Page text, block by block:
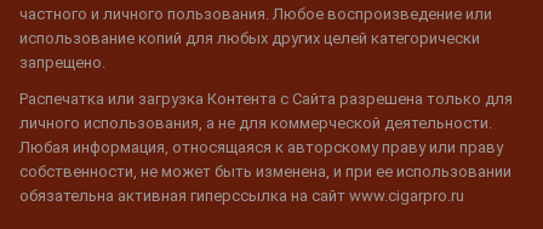
частного и личного пользования. Любое воспроизведение или
использование копий для любых других целей категорически
запрещено.
Распечатка или загрузка Контента с Сайта разрешена только для
личного использования, а не для коммерческой деятельности.
Любая информация, относящаяся к авторскому праву или праву
собственности, не может быть изменена, и при ее использовании
обязательна активная гиперссылка на сайт www.cigarpro.ru